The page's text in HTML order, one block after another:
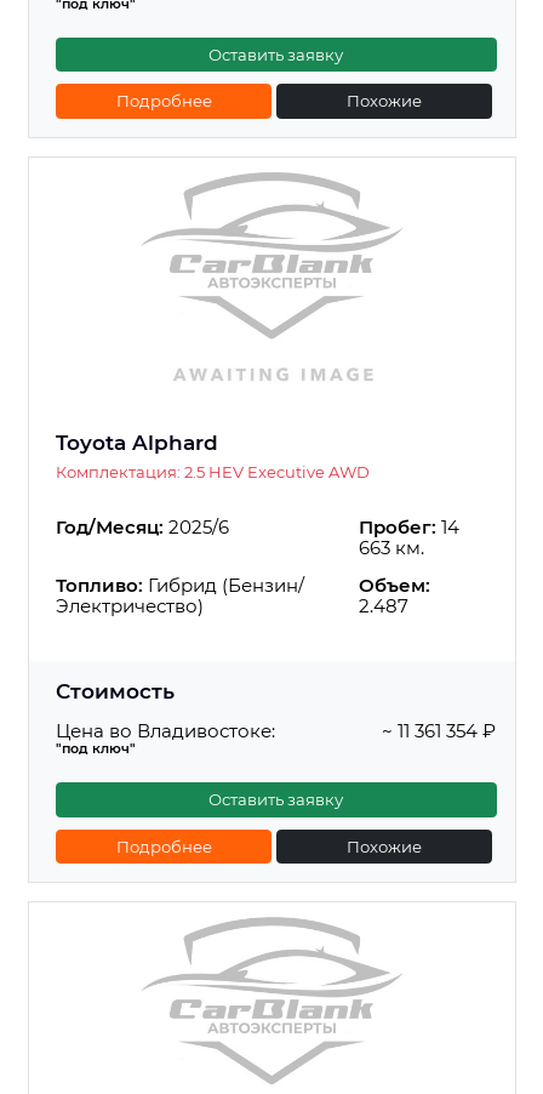
Оставить заявку
Подробнее Похожие
Toyota Alphard
Комплектация: 2.5 HEV Executive AWD
Год/Месяц: 2025/6 Пробег: 14
663 км.
Топливо: Гибрид (Бензин/
Электричество)
Объем:
2.487
Стоимость
Цена во Владивостоке:
"под ключ"
~ 11 361 354 ₽
Оставить заявку
Подробнее Похожие